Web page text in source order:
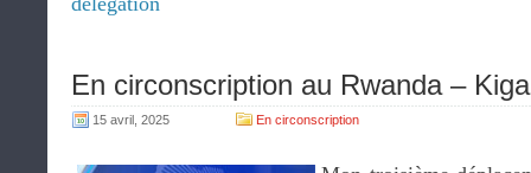
En circonscription au Rwanda –
15 avril, 2025 En circonscription